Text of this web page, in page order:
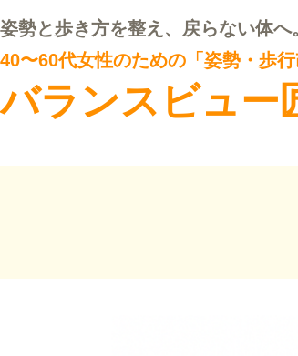
姿勢と歩き方を整え、戻らない体へ
40〜60代女性のための「姿勢・歩
バランスビュ